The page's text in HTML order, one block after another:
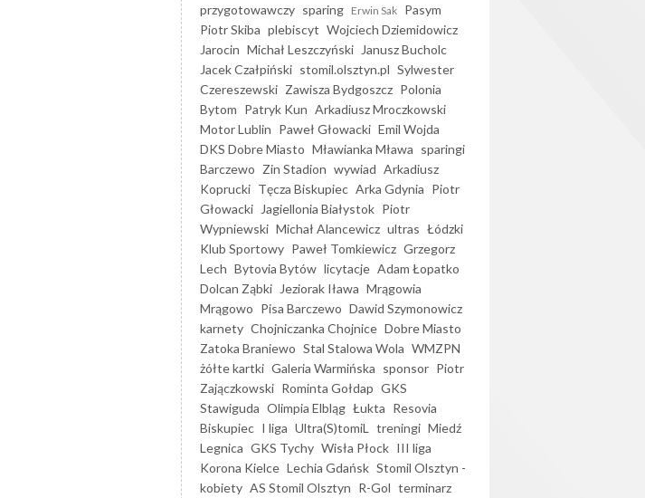
przygotowawczy sparing Erwin Sak Pasym
Piotr Skiba plebiscyt Wojciech Dziemidowicz
Jarocin Michał Leszczyński
Janusz Bucholc
Jacek Czałpiński stomil.olsztyn.pl Sylwester
Czereszewski Zawisza Bydgoszcz Polonia
Bytom Patryk Kun Arkadiusz Mroczkowski
Motor Lublin Paweł Głowacki Emil Wojda
DKS Dobre Miasto Mławianka Mława sparingi
Barczewo Zin Stadion wywiad Arkadiusz
Koprucki Tęcza Biskupiec Arka Gdynia Piotr
Głowacki
Jagiellonia Białystok Piotr
Wypniewski Michał Alancewicz ultras Łódzki
Klub Sportowy Paweł Tomkiewicz Grzegorz
Lech Bytovia Bytów licytacje Adam Łopatko
Dolcan Ząbki
Jeziorak Iława Mrągowia
Mrągowo Pisa Barczewo Dawid Szymonowicz
karnety Chojniczanka Chojnice Dobre Miasto
Zatoka Braniewo Stal Stalowa Wola WMZPN
żółte kartki Galeria Warmińska sponsor Piotr
Zajączkowski Rominta Gołdap GKS
Stawiguda Olimpia Elbląg Łukta Resovia
Biskupiec I liga Ultra(S)tomiL treningi Miedź
Legnica GKS Tychy Wisła Płock III liga
Korona Kielce Lechia Gdańsk Stomil Olsztyn -
kobiety AS Stomil Olsztyn R-Gol terminarz